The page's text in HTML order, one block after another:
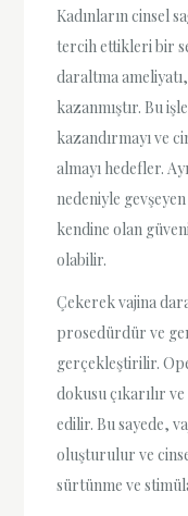
Kadınların cinsel
tercih ettikleri bir
daraltma
kazanmıştır. Bu
kazandırmayı ve
almayı hedefler.
nedeniyle
kendine olan
olabilir.
Çekerek vajina
prosedürdür ve
gerçekleştirilir.
dokusu çıkarılır
edilir. Bu sayede,
oluşturulur ve
sürtünme ve